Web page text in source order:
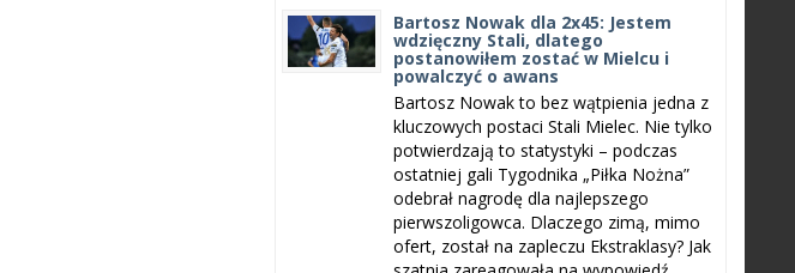
Bartosz Nowak dla 2x45: Jestem
wdzięczny Stali, dlatego
postanowiłem zostać w Mielcu i
powalczyć o awans
Bartosz Nowak to bez wątpienia jedna z
kluczowych postaci Stali Mielec. Nie tylko
potwierdzają to statystyki – podczas
ostatniej gali Tygodnika „Piłka Nożna”
odebrał nagrodę dla najlepszego
pierwszoligowca. Dlaczego zimą, mimo
ofert, został na zapleczu Ekstraklasy? Jak